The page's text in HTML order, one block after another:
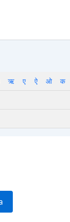
ऋ ए ऐ ओ क